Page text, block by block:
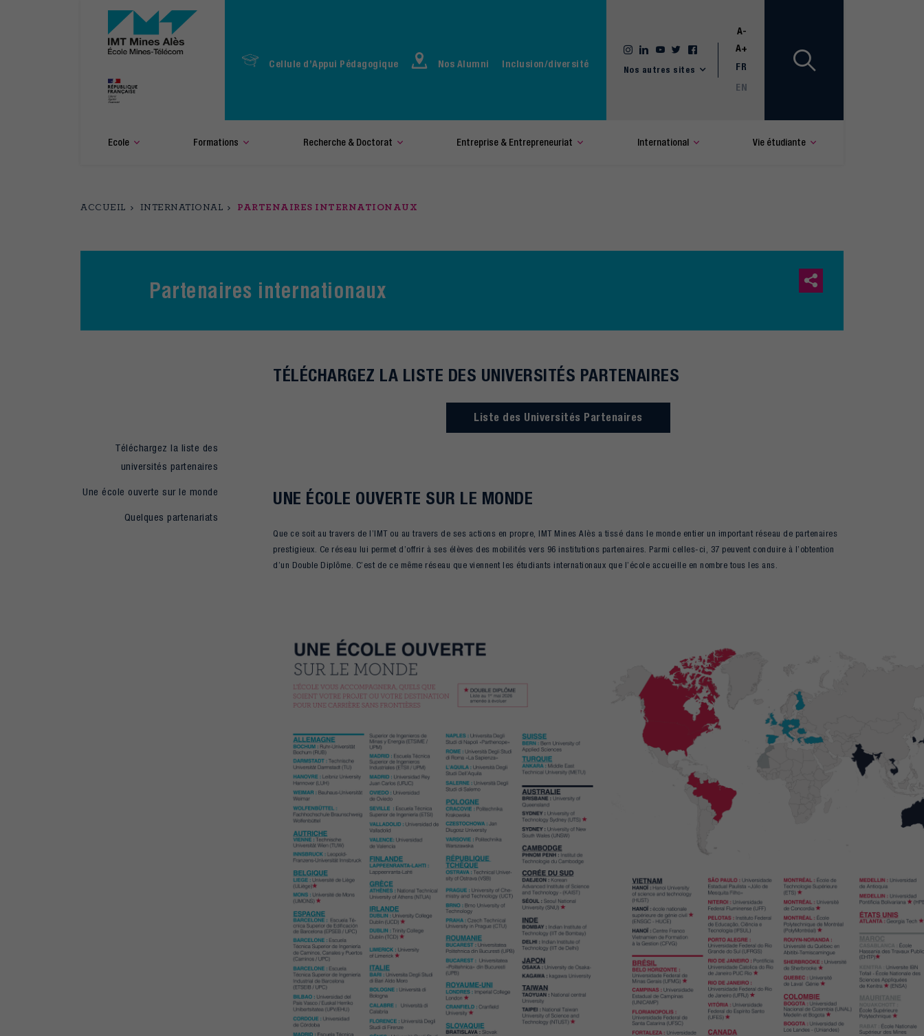
Cellule d’Appui Pédagogique Nos Alumni Inclusion/diversité
Nos autres sites
A-
A+
FR
EN
Ecole Formations Recherche & Doctorat Entreprise & Entrepreneuriat International Vie étudiante
ACCUEIL INTERNATIONAL PARTENAIRES INTERNATIONAUX
Partenaires internationaux
Téléchargez la liste des
universités partenaires
Une école ouverte sur le monde
Quelques partenariats
TÉLÉCHARGEZ LA LISTE DES UNIVERSITÉS PARTENAIRES
Liste des Universités Partenaires
UNE ÉCOLE OUVERTE SUR LE MONDE
Que ce soit au travers de l’IMT ou au travers de ses actions en propre, IMT Mines Alès a tissé dans le monde entier un important réseau de partenaires
prestigieux. Ce réseau lui permet d’offrir à ses élèves des mobilités vers 96 institutions partenaires. Parmi celles-ci, 37 peuvent conduire à l’obtention
d’un Double Diplôme. C’est de ce même réseau que viennent les étudiants internationaux que l’école accueille en nombre tous les ans.